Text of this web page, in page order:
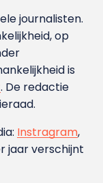
journalisten.
op
is
. De redactie
Instragram,
jaar verschijnt